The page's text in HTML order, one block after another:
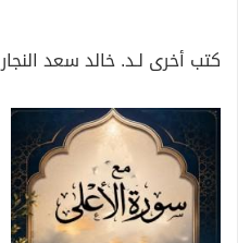
كتب أخرى لـد. خالد سعد النجار